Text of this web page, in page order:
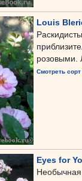
Louis
розовыми.
Смотреть
Eyes for
Необычная